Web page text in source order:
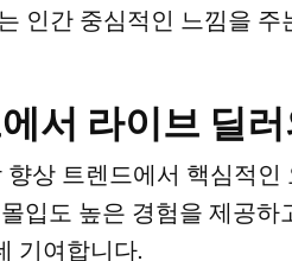
인간 중심적인 느낌을 주
서 라이브 딜
상 트렌드에서 핵심적인
입도 높은 경험을 제공하
기여합니다.